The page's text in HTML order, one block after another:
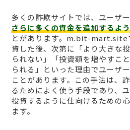
多くの詐欺サイトでは、ユーザ
さらに多くの資金を追加するよ
とがあります。m.bit-mart.site
資した後、次第に「より大きな
られない」「投資額を増やすこ
られる」といった理由でユーザ
ことがあります。この手法は、
るためによく使う手段であり、
投資するように仕向けるための
ます。